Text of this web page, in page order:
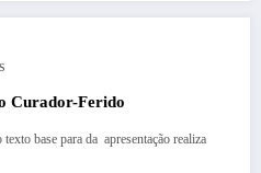
Curador-Ferido
base para da apresentação realiza